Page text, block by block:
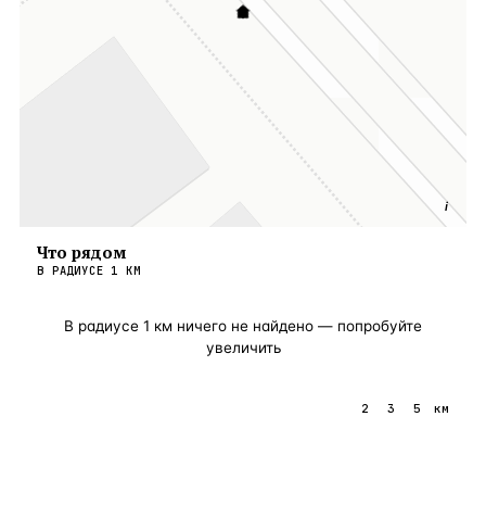
i
Что рядом
В РАДИУСЕ 1 КМ
В радиусе 1 км ничего не найдено — попробуйте
увеличить
2 3 5 км